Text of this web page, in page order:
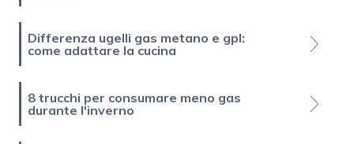
Differenza ugelli gas metano e gpl:
come adattare la cucina
8 trucchi per consumare meno gas
durante l'inverno